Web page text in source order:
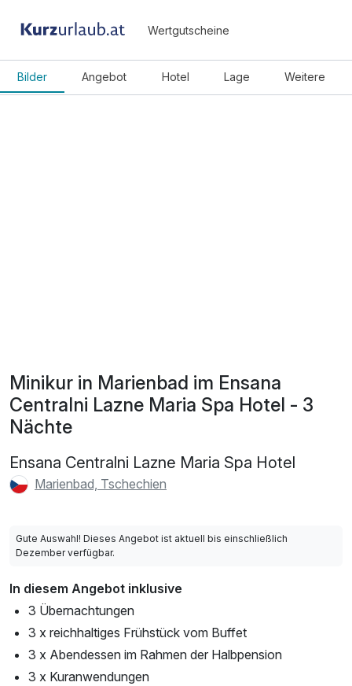
Wertgutscheine
Bilder Angebot Hotel Lage Weitere
Minikur in Marienbad im Ensana
Centralni Lazne Maria Spa Hotel - 3
Nächte
Ensana Centralni Lazne Maria Spa Hotel
Marienbad, Tschechien
Gute Auswahl! Dieses Angebot ist aktuell bis einschließlich
Dezember verfügbar.
In diesem Angebot inklusive
3 Übernachtungen
3 x reichhaltiges Frühstück vom Buffet
3 x Abendessen im Rahmen der Halbpension
3 x Kuranwendungen